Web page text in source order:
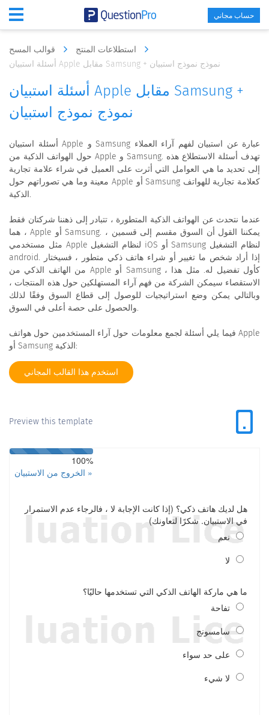
حساب مجاني
أسئلة استبيان Apple مقابل Samsung + نموذج نموذج استبيان
أسئلة استبيان Apple مقابل Samsung +
نموذج نموذج استبيان
أسئلة استبيان Apple و Samsung عبارة عن استبيان لفهم آراء العملاء
حول الهواتف الذكية من Apple و Samsung. تهدف أسئلة الاستطلاع هذه
إلى تحديد ما هي العوامل التي أثرت على العميل في شراء علامة تجارية
معينة وما هي تصوراتهم حول Apple أو Samsung كعلامة تجارية للهواتف
الذكية.
عندما نتحدث عن الهواتف الذكية المتطورة ، تتبادر إلى ذهننا شركتان فقط
، هما Apple أو Samsung. يمكننا القول أن السوق مقسم إلى قسمين ،
مثل مستخدمي Apple لنظام التشغيل iOS أو Samsung لنظام التشغيل
android. إذا أراد شخص ما تغيير أو شراء هاتف ذكي متطور ، فسيختار
من الهاتف الذكي من Apple أو Samsung ، كأول تفضيل له. مثل هذا
الاستقصاء سيمكن الشركة من فهم آراء المستهلكين حول هذه المنتجات ،
وبالتالي يمكن وضع استراتيجيات للوصول إلى قطاع السوق وفقًا لذلك
والحصول على حصة أعلى في السوق.
فيما يلي أسئلة لجمع معلومات حول آراء المستخدمين حول هواتف Apple
أو Samsung الذكية:
استخدم هذا القالب المجاني
Preview this template